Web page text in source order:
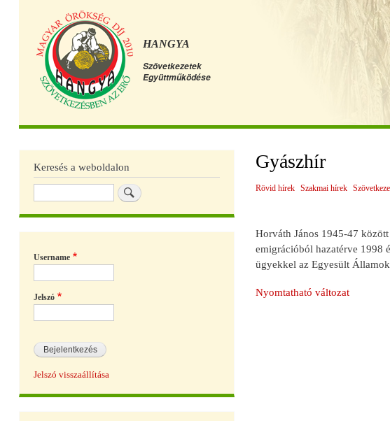
HANGYA
Szövetkezetek
Együttműködése
Főmenü
Gyászhír
Rövid hírek Szakmai hírek
Horváth János 1945-47
emigrációból hazatérve 1998
ügyekkel az Egyesült
Nyomtatható változat
Keresés a weboldalon
Username
Jelszó
Jelszó visszaállítása